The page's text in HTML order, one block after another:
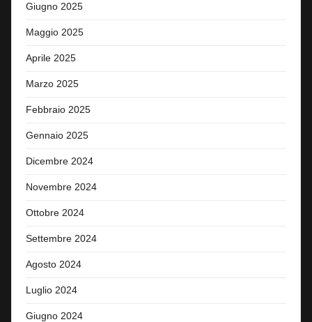
Giugno 2025
Maggio 2025
Aprile 2025
Marzo 2025
Febbraio 2025
Gennaio 2025
Dicembre 2024
Novembre 2024
Ottobre 2024
Settembre 2024
Agosto 2024
Luglio 2024
Giugno 2024